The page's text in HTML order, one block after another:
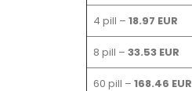
4 pill – 18.97 EUR
8 pill – 33.53 EUR
60 pill – 168.46 EUR